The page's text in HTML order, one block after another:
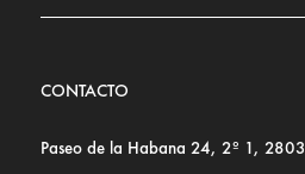
CONTACTO
Paseo de la Habana 24, 2º 1,